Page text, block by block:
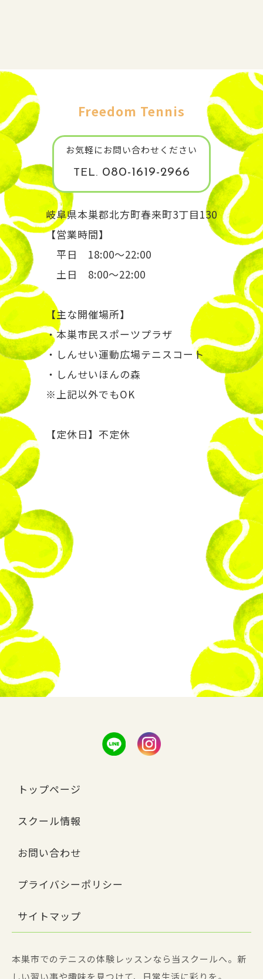
Freedom Tennis
お気軽にお問い合わせください
TEL. 080-1619-2966
岐阜県本巣郡北方町春来町3丁目130
【営業時間】
平日 18:00～22:00
土日 8:00～22:00
【主な開催場所】
・本巣市民スポーツプラザ
・しんせい運動広場テニスコート
・しんせいほんの森
※上記以外でもOK
【定休日】不定休
トップページ
スクール情報
お問い合わせ
プライバシーポリシー
サイトマップ
本巣市でのテニスの体験レッスンなら当スクールへ。新
しい習い事や趣味を見つけて、日常生活に彩りを。